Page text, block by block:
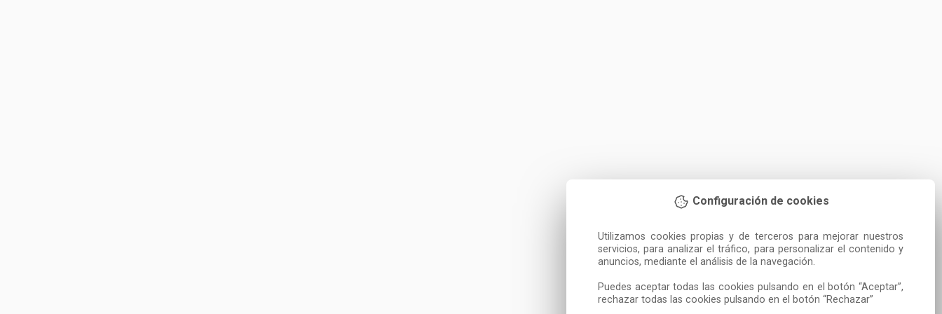
Configuración de cookies
Utilizamos cookies propias y de terceros para mejorar nuestros
servicios, para analizar el tráfico, para personalizar el contenido y
anuncios, mediante el análisis de la navegación.
Puedes aceptar todas las cookies pulsando en el botón “Aceptar”,
rechazar todas las cookies pulsando en el botón “Rechazar”